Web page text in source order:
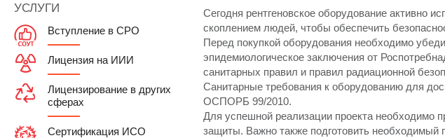
УСЛУГИ
Вступление в СРО
Лицензия на ИИИ
Лицензирование в других
сферах
Сертификация ИСО
Сегодня рентгеновское оборудование активно
скоплением людей, чтобы обеспечить
Перед покупкой оборудования необходимо
эпидемиологическое заключения от
санитарных правил и правил радиационной
Санитарные требования к оборудованию для
ОСПОРБ 99/2010.
Для успешной реализации проекта необходимо
защиты. Важно также подготовить необходимый